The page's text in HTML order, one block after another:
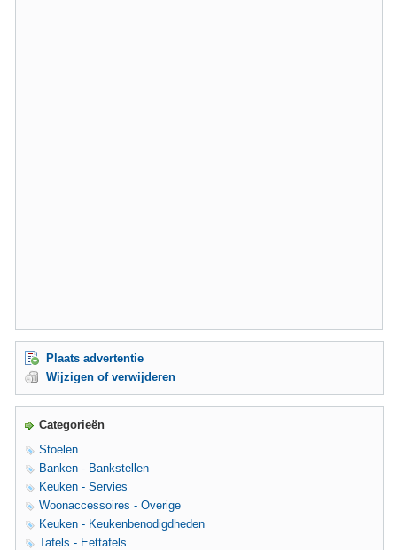
Plaats advertentie
Wijzigen of verwijderen
Categorieën
Stoelen
Banken - Bankstellen
Keuken - Servies
Woonaccessoires - Overige
Keuken - Keukenbenodigdheden
Tafels - Eettafels